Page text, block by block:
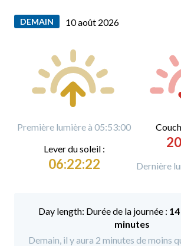
DEMAIN 10 août 2026
Première lumière à 05:53:00
Lever du soleil :
06:22:22
C
Dernière
Durée de la journée :
minutes
Demain, il y aura 2 minutes de moins